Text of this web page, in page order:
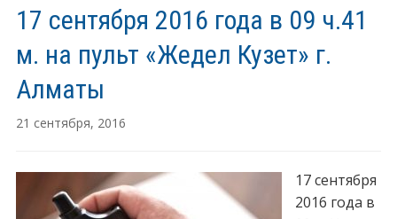
17 сентября 2016 года в 09 ч.41
м. на пульт «Жедел Кузет» г.
Алматы
21 сентября, 2016
17 сентября
2016 года в